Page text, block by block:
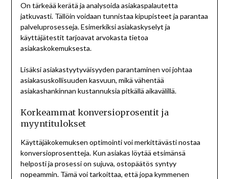
On tärkeää kerätä ja analysoida asiakaspalautetta
jatkuvasti. Tällöin voidaan tunnistaa kipupisteet ja parantaa
palveluprosesseja. Esimerkiksi asiakaskyselyt ja
käyttäjätestit tarjoavat arvokasta tietoa
asiakaskokemuksesta.
Lisäksi asiakastyytyväisyyden parantaminen voi johtaa
asiakasuskollisuuden kasvuun, mikä vähentää
asiakashankinnan kustannuksia pitkällä aikavälillä.
Korkeammat konversioprosentit ja
myyntitulokset
Käyttäjäkokemuksen optimointi voi merkittävästi nostaa
konversioprosentteja. Kun asiakas löytää etsimänsä
helposti ja prosessi on sujuva, ostopäätös syntyy
nopeammin. Tämä voi tarkoittaa, että jopa kymmenen